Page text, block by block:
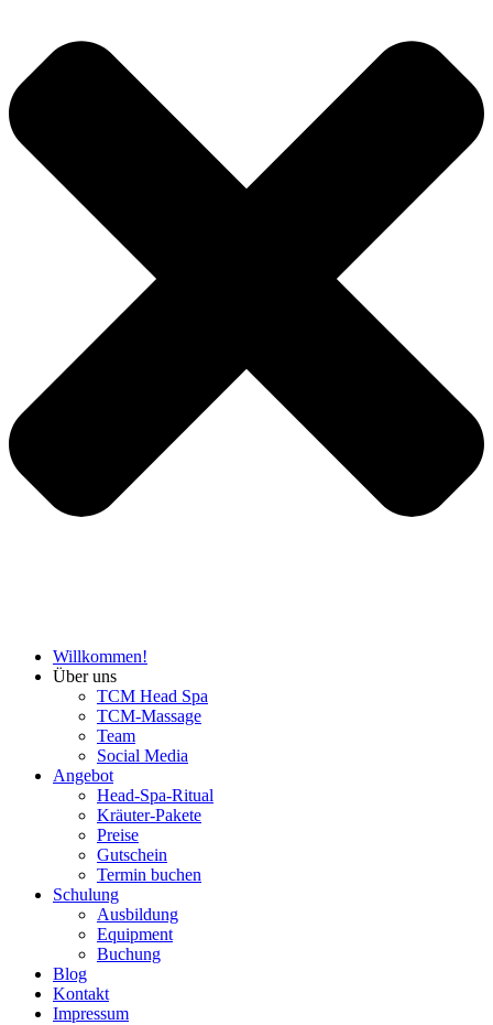
Willkommen!
Über uns
TCM Head Spa
TCM-Massage
Team
Social Media
Angebot
Head-Spa-Ritual
Kräuter-Pakete
Preise
Gutschein
Termin buchen
Schulung
Ausbildung
Equipment
Buchung
Blog
Kontakt
Impressum